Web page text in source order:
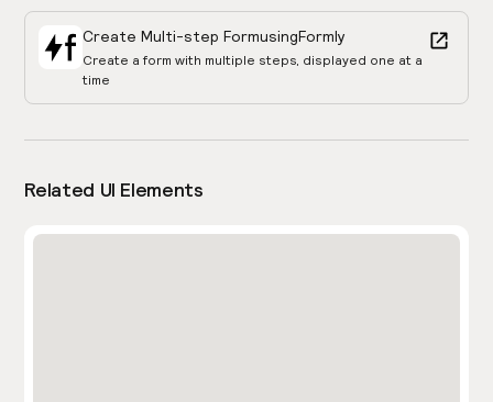
Create Multi-step FormusingFormly
Create a form with multiple steps, displayed one at a
time
Related UI Elements